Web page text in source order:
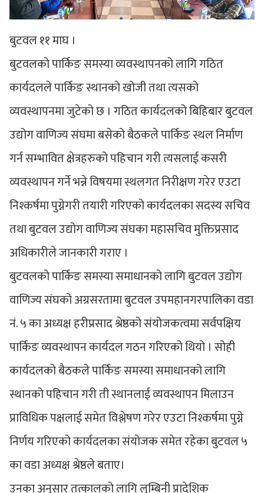
बुटवल ११ माघ ।
बुटवलको पार्किङ समस्या व्यवस्थापनको लागि गठित
कार्यदलले पार्किङ स्थानको खोजी तथा त्यसको
व्यवस्थापनमा जुटेको छ । गठित कार्यदलको बिहिबार बुटवल
उद्योग वाणिज्य संघमा बसेको बैठकले पार्किङ स्थल निर्माण
गर्न सम्भावित क्षेत्रहरुको पहिचान गरी त्यसलाई कसरी
व्यवस्थापन गर्ने भन्ने विषयमा स्थलगत निरीक्षण गरेर एउटा
निश्कर्षमा पुग्नेगरी तयारी गरिएको कार्यदलका सदस्य सचिव
तथा बुटवल उद्योग वाणिज्य संघका महासचिव मुक्तिप्रसाद
अधिकारीले जानकारी गराए ।
बुटवलको पार्किङ समस्या समाधानको लागि बुटवल उद्योग
वाणिज्य संघको अग्रसरतामा बुटवल उपमहानगरपालिका वडा
नं. ५ का अध्यक्ष हरीप्रसाद श्रेष्ठको संयोजकत्वमा सर्वपक्षिय
पार्किङ व्यवस्थापन कार्यदल गठन गरिएको थियो । सोही
कार्यदलको बैठकले पार्किङ समस्या समाधानको लागि
स्थानको पहिचान गरी ती स्थानलाई व्यवस्थापन मिलाउन
प्राविधिक पक्षलाई समेत विश्लेषण गरेर एउटा निश्कर्षमा पुग्ने
निर्णय गरिएको कार्यदलका संयोजक समेत रहेका बुटवल ५
का वडा अध्यक्ष श्रेष्ठले बताए।
उनका अनुसार तत्कालको लागि लुम्बिनी प्रादेशिक